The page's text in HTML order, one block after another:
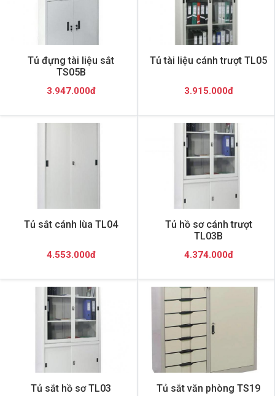
Tủ đựng tài liệu sắt
TS05B
3.947.000đ
Tủ tài liệu cánh trượt TL05
3.915.000đ
Tủ sắt cánh lùa TL04
4.553.000đ
Tủ hồ sơ cánh trượt
TL03B
4.374.000đ
Tủ sắt hồ sơ TL03 Tủ sắt văn phòng TS19